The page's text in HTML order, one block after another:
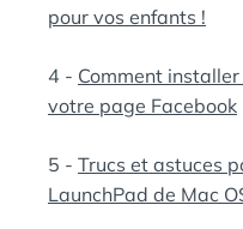
pour vos enfants !
4 - Comment
votre page Facebook
5 - Trucs et astuces
LaunchPad de Mac